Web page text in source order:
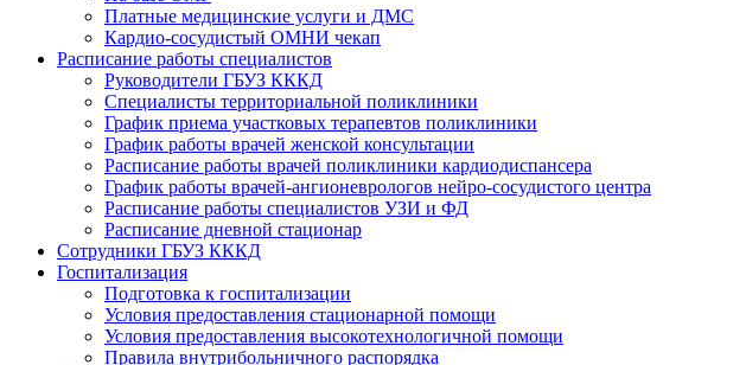
Платные медицинские услуги и ДМС
Кардио-сосудистый ОМНИ чекап
Расписание работы специалистов
Руководители ГБУЗ КККД
Специалисты территориальной поликлиники
График приема участковых терапевтов поликлиники
График работы врачей женской консультации
Расписание работы врачей поликлиники кардиодиспансера
График работы врачей-ангионеврологов нейро-сосудистого центра
Расписание работы специалистов УЗИ и ФД
Расписание дневной стационар
Сотрудники ГБУЗ КККД
Госпитализация
Подготовка к госпитализации
Условия предоставления стационарной помощи
Условия предоставления высокотехнологичной помощи
Правила внутрибольничного распорядка